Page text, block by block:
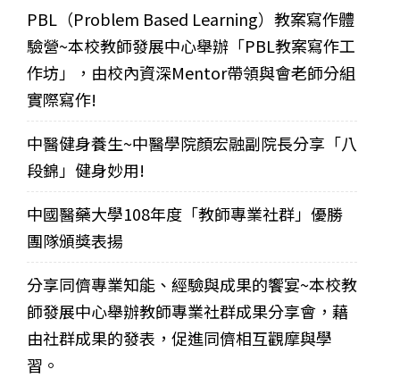
PBL（Problem Based Learning）教案寫作體
驗營~本校教師發展中心舉辦「PBL教案寫作工
作坊」，由校內資深Mentor帶領與會老師分組
實際寫作!
中醫健身養生~中醫學院顏宏融副院長分享「八
段錦」健身妙用!
中國醫藥大學108年度「教師專業社群」優勝
團隊頒獎表揚
分享同儕專業知能、經驗與成果的饗宴~本校教
師發展中心舉辦教師專業社群成果分享會，藉
由社群成果的發表，促進同儕相互觀摩與學
習。